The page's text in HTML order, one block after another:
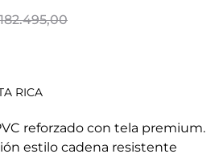
RICA
reforzado con tela premium.
estilo cadena resistente